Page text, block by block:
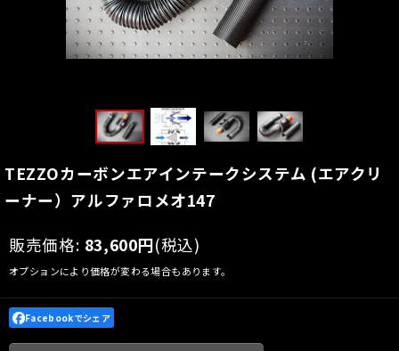
TEZZOカーボンエアインテークシステム (エアクリ
ーナー）アルファロメオ147
販売価格: 83,600円(税込)
オプションにより価格が変わる場合もあります。
Facebookでシェア